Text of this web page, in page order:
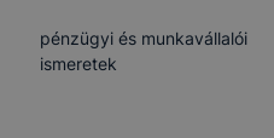
pénzügyi és munkavállalói
ismeretek